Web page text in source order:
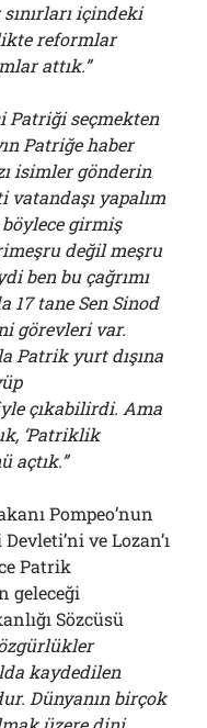
içindeki
reformlar
attık.”
Patriği seçmekten
Patriğe haber
isimler gönderin
yapalım
böylece girmiş
değil meşru
ben bu çağrımı
17 tane Sen Sinod
görevleri var.
Patrik yurt dışına
çıkabilirdi. Ama
‘Patriklik
açtık.”
Pompeo’nun
ve Lozan’ı
Patrik
geleceği
Sözcüsü
kaydedilen
Dünyanın birçok